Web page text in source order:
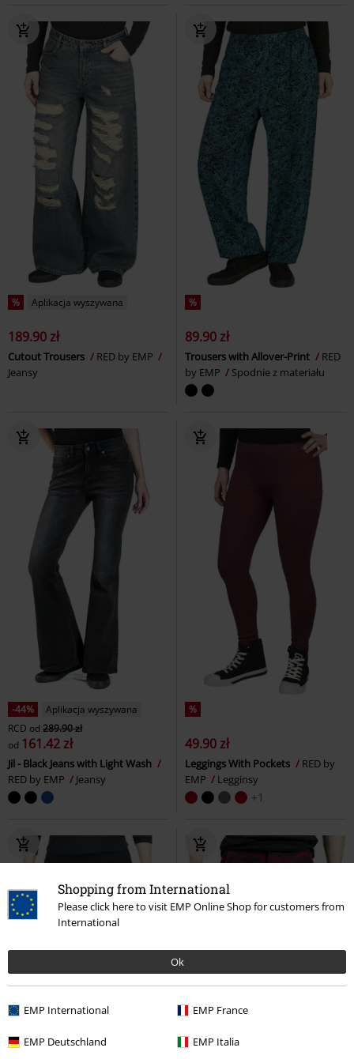
Shopping from International
Please click here to visit EMP Online Shop for customers from
International
Ok
EMP International EMP France
EMP Deutschland EMP Italia
% Aplikacja wyszywana
189.90 zł
Cutout Trousers
RED by EMP
Jeansy
%
89.90 zł
Trousers with Allover-Print
RED
by EMP
Spodnie z materiału
-44%
Aplikacja wyszywana
RCD od 289.90 zł
od 161.42 zł
Jil - Black Jeans with Light Wash
RED by EMP
Jeansy
%
49.90 zł
Leggings With Pockets
RED by
EMP
Legginsy
+1